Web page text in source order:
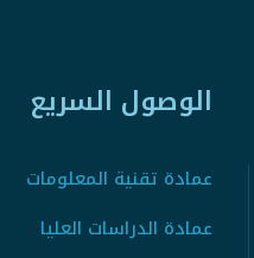
الوصول السريع
عمادة تقنية المعلومات
عمادة الدراسات العليا